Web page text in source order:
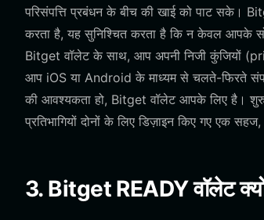
परिसंपत्ति प्रबंधन के बीच की खाई को पाट सके।
करता है, यह सुनिश्चित करता है कि न केवल आपके
Bitget वॉलेट के साथ, आप अपनी निजी कुंजियों
आप iOS या Android के माध्यम से चलते-फिरते
की आवश्यकता हो, Bitget वॉलेट आपके लिए है।
प्रतिभागियों दोनों के लिए डिज़ाइन किए गए एक
3. Bitget READY वॉलेट